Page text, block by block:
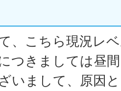
、こちら現況レ
つきましては昼
いまして、原因